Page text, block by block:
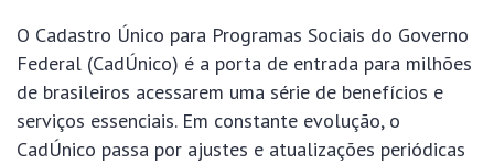
O Cadastro Único para Programas Sociais do Governo
Federal (CadÚnico) é a porta de entrada para milhões
de brasileiros acessarem uma série de benefícios e
serviços essenciais. Em constante evolução, o
CadÚnico passa por ajustes e atualizações periódicas